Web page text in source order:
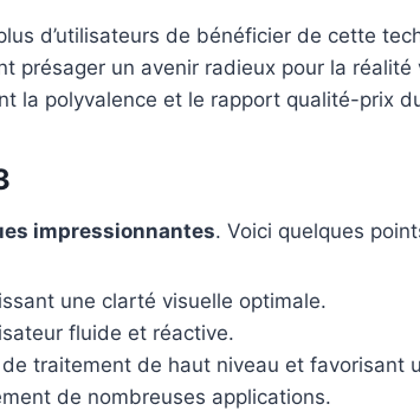
d’utilisateurs de bénéficier de cette
présager un avenir radieux pour la
la polyvalence et le rapport qualité-prix
impressionnantes. Voici quelques
une clarté visuelle optimale.
fluide et réactive.
traitement de haut niveau et favorisant
de nombreuses applications.